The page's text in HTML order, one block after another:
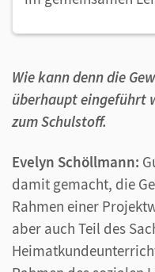
Wie kann denn die
überhaupt eingeführt
zum Schulstoff.
Evelyn Schöllmann:
damit gemacht, die
Rahmen einer
aber auch Teil des